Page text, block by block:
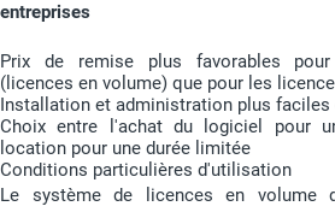
entreprises
Prix de remise plus favorables
(licences en volume) que pour les
Installation et administration plus faciles
Choix entre l'achat du logiciel pour
location pour une durée limitée
Conditions particulières d'utilisation
Le système de licences en volume